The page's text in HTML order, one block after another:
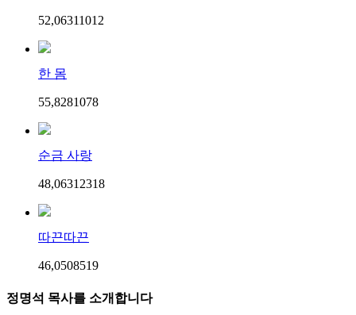
52,06311012
한 몸
55,8281078
순금 사랑
48,06312318
따끈따끈
46,0508519
정명석 목사를 소개합니다